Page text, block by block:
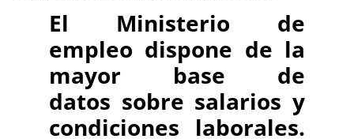
El Ministerio de
empleo dispone de la
mayor base de
datos sobre salarios y
condiciones laborales.